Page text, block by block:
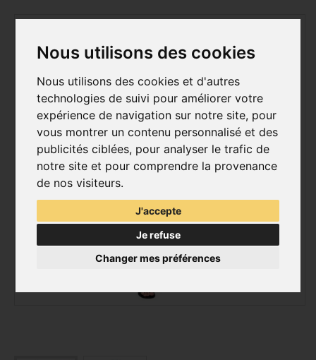
Nous utilisons des cookies
Nous utilisons des cookies et d'autres
technologies de suivi pour améliorer votre
expérience de navigation sur notre site, pour
vous montrer un contenu personnalisé et des
publicités ciblées, pour analyser le trafic de
notre site et pour comprendre la provenance
de nos visiteurs.
J'accepte
Je refuse
Changer mes préférences